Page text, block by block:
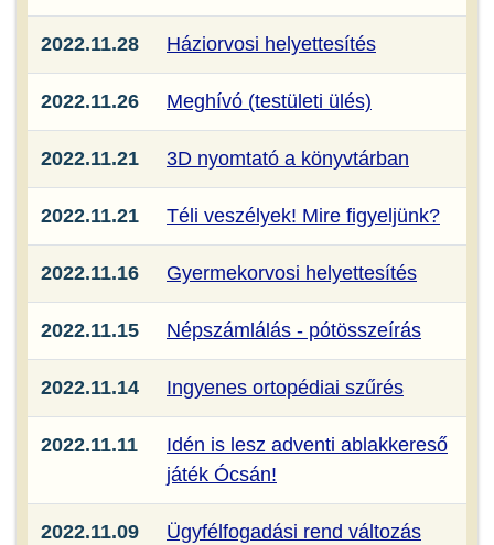
2022.11.28 Háziorvosi helyettesítés
2022.11.26 Meghívó (testületi ülés)
2022.11.21 3D nyomtató a könyvtárban
2022.11.21 Téli veszélyek! Mire figyeljünk?
2022.11.16 Gyermekorvosi helyettesítés
2022.11.15 Népszámlálás - pótösszeírás
2022.11.14 Ingyenes ortopédiai szűrés
2022.11.11
Idén is lesz adventi ablakkereső
játék Ócsán!
2022.11.09 Ügyfélfogadási rend változás